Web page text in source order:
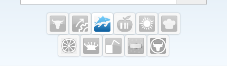
Cсылки на полезные проекты
Fishretail.ru —
рыба,
морепродукты